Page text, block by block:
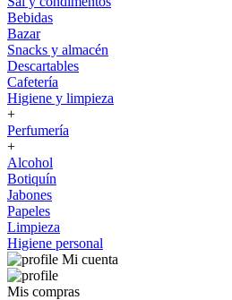
Bebidas
Bazar
Snacks y almacén
Descartables
Cafetería
Higiene y limpieza
+
Perfumería
+
Alcohol
Botiquín
Jabones
Papeles
Limpieza
Higiene personal
Mi cuenta
Mis compras